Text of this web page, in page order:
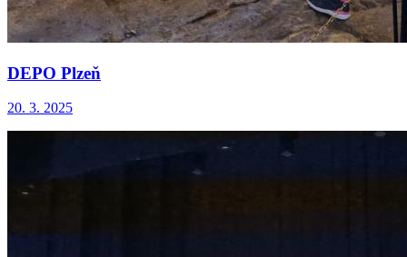
DEPO Plzeň
20. 3. 2025